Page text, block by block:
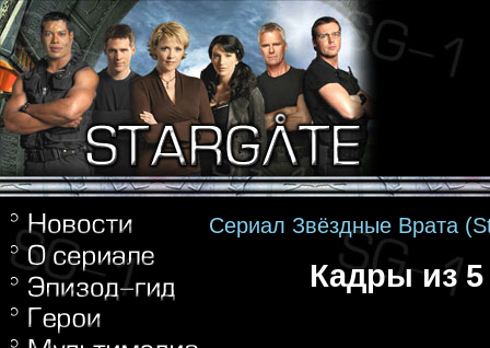
Сериал Звёздные Врата
Кадры из 5